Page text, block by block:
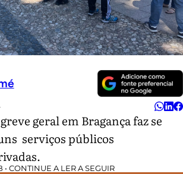
geral em Bragança faz se
serviços públicos
• CONTINUE A LER A SEGUIR